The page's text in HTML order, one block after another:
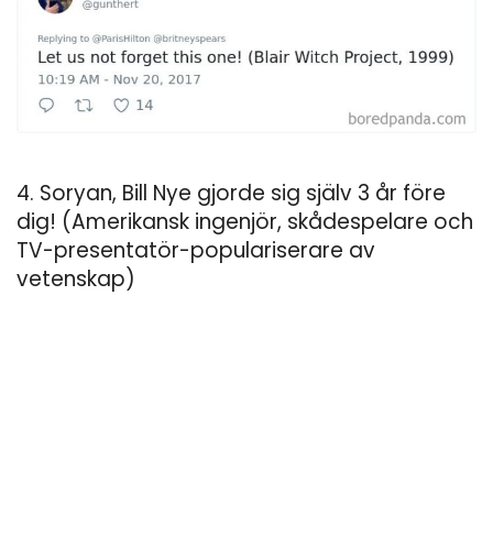
4. Soryan, Bill Nye gjorde sig själv 3 år före
dig! (Amerikansk ingenjör, skådespelare och
TV-presentatör-populariserare av
vetenskap)